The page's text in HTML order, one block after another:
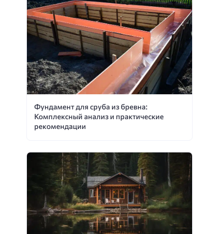
Фундамент для сруба из бревна:
Комплексный анализ и практические
рекомендации